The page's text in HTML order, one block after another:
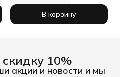
В корзину
10%
акции и новости и мы